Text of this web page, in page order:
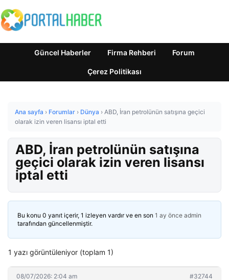
Güncel Haberler Firma Rehberi Forum
Çerez Politikası
Ana sayfa › Forumlar › Dünya › ABD, İran petrolünün satışına geçici
olarak izin veren lisansı iptal etti
ABD, İran petrolünün satışına
geçici olarak izin veren lisansı
iptal etti
Bu konu 0 yanıt içerir, 1 izleyen vardır ve en son 1 ay önce admin
tarafından güncellenmiştir.
1 yazı görüntüleniyor (toplam 1)
08/07/2026: 2:04 am #32744